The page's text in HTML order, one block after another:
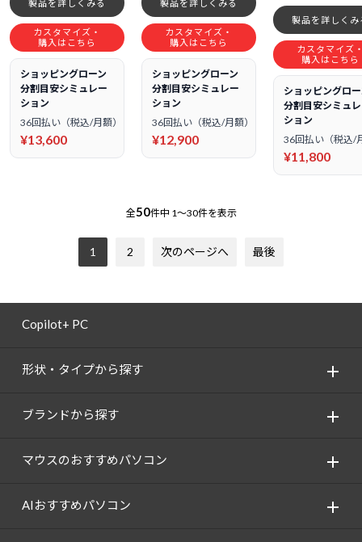
製品を詳しくみる
カスタマイズ・
購入はこちら
ショッピングローン
分割目安シミュレー
ション
36回払い（税込/月額）
¥13,600
製品を詳しくみる
カスタマイズ・
購入はこちら
ショッピングローン
分割目安シミュレー
ション
36回払い（税込/月額）
¥12,900
製品を詳しくみ
カスタマイズ
購入はこちら
ショッピングロ
分割目安シミュ
ション
36回払い（税込/
¥11,800
全50件中 1～30件を表示
1 2 次のページへ 最後
Copilot+ PC
形状・タイプから探す
ブランドから探す
マウスのおすすめパソコン
AIおすすめパソコン